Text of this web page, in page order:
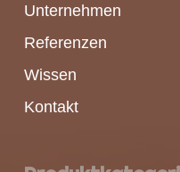
Unternehmen
Referenzen
Wissen
Kontakt